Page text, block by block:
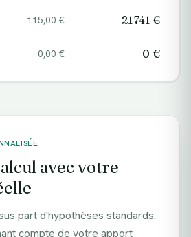
115,00 € 21 741 €
0,00 € 0 €
avec votre
part d'hypothèses standards.
compte de votre apport